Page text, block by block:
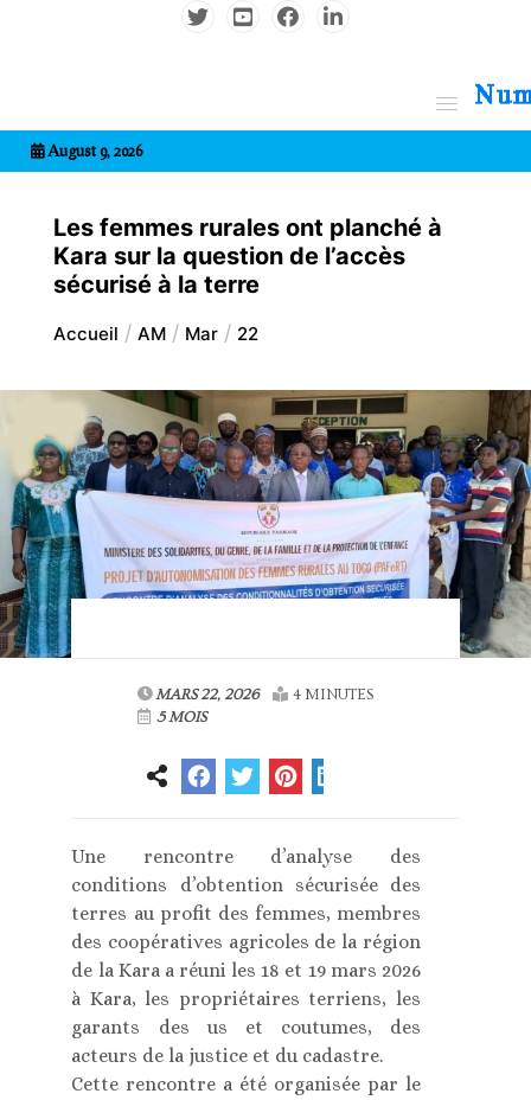
August 9, 2026
Les femmes rurales ont planché à
Kara sur la question de l’accès
sécurisé à la terre
Accueil AM Mar 22
MARS 22, 2026
4 MINUTES
5 MOIS
Une rencontre d’analyse des
conditions d’obtention sécurisée des
terres au profit des femmes, membres
des coopératives agricoles de la région
de la Kara a réuni les 18 et 19 mars 2026
à Kara, les propriétaires terriens, les
garants des us et coutumes, des
acteurs de la justice et du cadastre.
Cette rencontre a été organisée par le